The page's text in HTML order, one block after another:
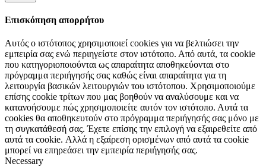
Επισκόπηση απορρήτου
Αυτός ο ιστότοπος χρησιμοποιεί cookies για να βελτιώσει την
εμπειρία σας ενώ περιηγείστε στον ιστότοπο. Από αυτά, τα cookie
που κατηγοριοποιούνται ως απαραίτητα αποθηκεύονται στο
πρόγραμμα περιήγησής σας καθώς είναι απαραίτητα για τη
λειτουργία βασικών λειτουργιών του ιστότοπου. Χρησιμοποιούμε
επίσης cookie τρίτων που μας βοηθούν να αναλύσουμε και να
κατανοήσουμε πώς χρησιμοποιείτε αυτόν τον ιστότοπο. Αυτά τα
cookies θα αποθηκευτούν στο πρόγραμμα περιήγησής σας μόνο με
τη συγκατάθεσή σας. Έχετε επίσης την επιλογή να εξαιρεθείτε από
αυτά τα cookie. Αλλά η εξαίρεση ορισμένων από αυτά τα cookie
μπορεί να επηρεάσει την εμπειρία περιήγησής σας.
Necessary